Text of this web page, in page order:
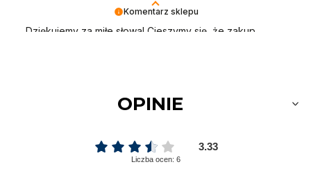
Komentarz sklepu
Dziękujemy za miłe słowa! Cieszymy się, że zakup
OPINIE
3.33
Liczba ocen: 6